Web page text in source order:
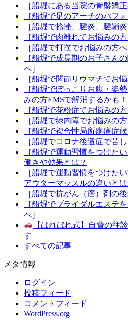
［船堀にある当院の骨盤矯
［船堀で足のアーチのパフ
［船堀で捻挫、腱炎、腱鞘
［船堀で肉離れでお悩みの方
［船堀で打撲でお悩みの方へ
［船堀で成長期のお子さん
へ］
［船堀で関節リウマチでお悩
［船堀でぽっこりお腹・姿
みの方EMSで解消するかも！
［船堀で花粉症でお悩みの方
［船堀で緑内障でお悩みの方
［船堀で複合性局所疼痛症
［船堀でコロナ後遺症で苦
［船堀で運動習慣をつけた
働きや効果とは？
［船堀で運動習慣をつけた
アウターマッスルの違いとは
［船堀で抗がん（癌）剤の
［船堀でブライダルエステ
へ］
【はればれ式】自費の往
す
すべての記事
メタ情報
ログイン
投稿フィード
コメントフィード
WordPress.org